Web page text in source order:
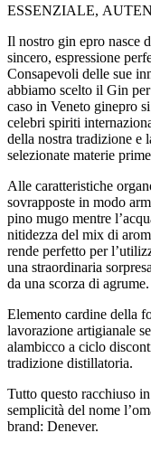
ESSENZIALE,
Il nostro gin epro nasce
sincero, espressione
Consapevoli delle sue
abbiamo scelto il Gin
caso in Veneto ginepro
celebri spiriti
della nostra tradizione e
selezionate materie
Alle caratteristiche
sovrapposte in modo
pino mugo mentre
nitidezza del mix di
rende perfetto per
una straordinaria
da una scorza di agrume.
Elemento cardine della
lavorazione artigianale
alambicco a ciclo
tradizione distillatoria.
Tutto questo racchiuso
semplicità del nome
brand: Denever.